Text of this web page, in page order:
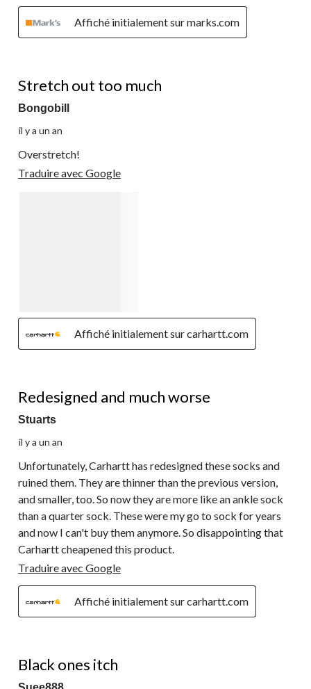
Affiché initialement sur marks.com
Stretch out too much
Bongobill
il y a un an
Overstretch!
Traduire avec Google
Affiché initialement sur carhartt.com
Redesigned and much worse
Stuarts
il y a un an
Unfortunately, Carhartt has redesigned these socks and
ruined them. They are thinner than the previous version,
and smaller, too. So now they are more like an ankle sock
than a quarter sock. These were my go to sock for years
and now I can't buy them anymore. So disappointing that
Carhartt cheapened this product.
Traduire avec Google
Affiché initialement sur carhartt.com
Black ones itch